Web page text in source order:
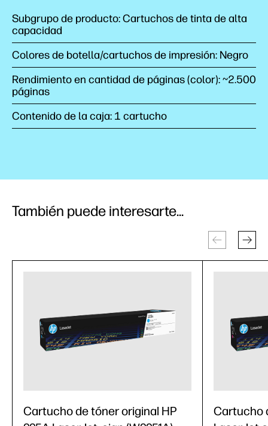
Subgrupo de producto: Cartuchos de tinta de alta
capacidad
Colores de botella/cartuchos de impresión: Negro
Rendimiento en cantidad de páginas (color): ~2.500
páginas
Contenido de la caja: 1 cartucho
También puede interesarte...
Cartucho de tóner original HP
Cartucho